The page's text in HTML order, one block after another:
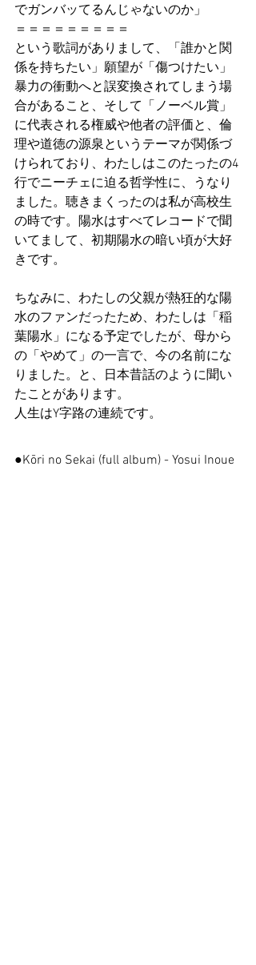
でガンバッてるんじゃないのか」
＝＝＝＝＝＝＝＝＝
という歌詞がありまして、「誰かと関
係を持ちたい」願望が「傷つけたい」
暴力の衝動へと誤変換されてしまう場
合があること、そして「ノーベル賞」
に代表される権威や他者の評価と、倫
理や道徳の源泉というテーマが関係づ
けられており、わたしはこのたったの4
行でニーチェに迫る哲学性に、うなり
ました。聴きまくったのは私が高校生
の時です。陽水はすべてレコードで聞
いてまして、初期陽水の暗い頃が大好
きです。
ちなみに、わたしの父親が熱狂的な陽
水のファンだったため、わたしは「稲
葉陽水」になる予定でしたが、母から
の「やめて」の一言で、今の名前にな
りました。と、日本昔話のように聞い
たことがあります。
人生はY字路の連続です。
●Kōri no Sekai (full album) - Yosui Inoue